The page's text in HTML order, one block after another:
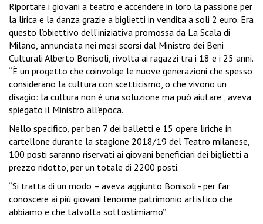
Riportare i giovani a teatro e accendere in loro la passione per
la lirica e la danza grazie a biglietti in vendita a soli 2 euro. Era
questo l’obiettivo dell’iniziativa promossa da La Scala di
Milano, annunciata nei mesi scorsi dal Ministro dei Beni
Culturali Alberto Bonisoli, rivolta ai ragazzi tra i 18 e i 25 anni.
“È un progetto che coinvolge le nuove generazioni che spesso
considerano la cultura con scetticismo, o che vivono un
disagio: la cultura non è una soluzione ma può aiutare”, aveva
spiegato il Ministro all’epoca.
Nello specifico, per ben 7 dei balletti e 15 opere liriche in
cartellone durante la stagione 2018/19 del Teatro milanese,
100 posti saranno riservati ai giovani beneficiari dei biglietti a
prezzo ridotto, per un totale di 2200 posti.
“Si tratta di un modo – aveva aggiunto Bonisoli - per far
conoscere ai più giovani l’enorme patrimonio artistico che
abbiamo e che talvolta sottostimiamo”.